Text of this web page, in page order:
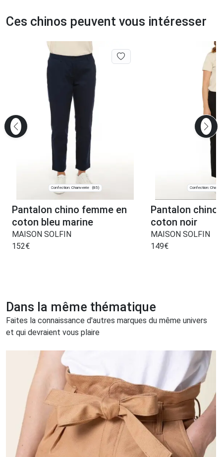
Ces chinos peuvent vous intéresser
Confection: Chanverrie (85)
Pantalon chino femme en
coton bleu marine
MAISON SOLFIN
152€
Confection:
Pantalon chino
coton noir
MAISON SOLFIN
149€
Dans la même thématique
Faites la connaissance d'autres marques du même univers
et qui devraient vous plaire